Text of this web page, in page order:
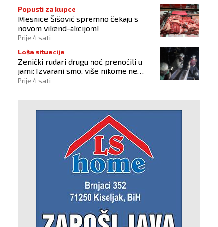
Popusti za kupce
Mesnice Šišović spremno čekaju s
novom vikend-akcijom!
Prije 4 sati
Loša situacija
Zenički rudari drugu noć prenoćili u
jami: Izvarani smo, više nikome ne
vjerujemo
Prije 4 sati